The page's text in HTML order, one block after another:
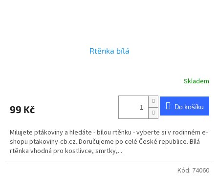
Rtěnka bílá
je
z
5
hvězdiček.
Skladem
99 Kč Do košíku
Milujete ptákoviny a hledáte - bílou rtěnku - vyberte si v rodinném e-
shopu ptakoviny-cb.cz. Doručujeme po celé České republice. Bílá
rtěnka vhodná pro kostlivce, smrtky,...
Kód: 74060